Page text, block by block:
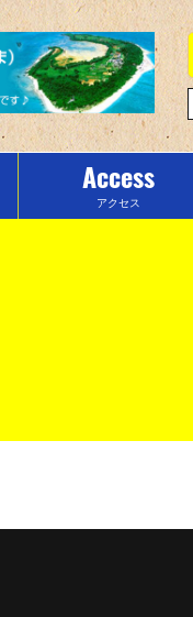
Access
アクセス